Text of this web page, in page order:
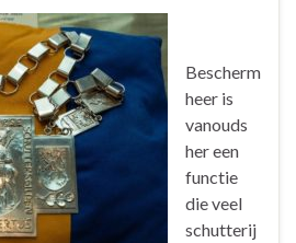
Bescherm
heer is
vanouds
her een
functie
die veel
schutterij